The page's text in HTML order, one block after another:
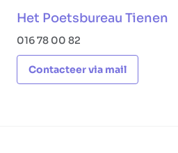
Het Poetsbureau Tienen
016 78 00 82
Contacteer via mail